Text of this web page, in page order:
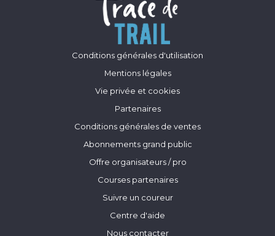
Conditions générales d'utilisation
Mentions légales
Vie privée et cookies
Partenaires
Conditions générales de ventes
Abonnements grand public
Offre organisateurs / pro
Courses partenaires
Suivre un coureur
Centre d'aide
Nous contacter